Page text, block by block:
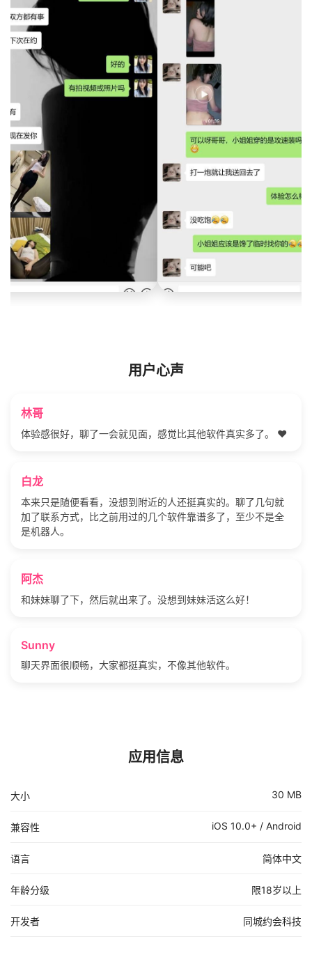
用户心声
林哥
体验感很好，聊了一会就见面，感觉比其他软件真实多了。 ❤️
白龙
本来只是随便看看，没想到附近的人还挺真实的。聊了几句就
加了联系方式，比之前用过的几个软件靠谱多了，至少不是全
是机器人。
阿杰
和妹妹聊了下，然后就出来了。没想到妹妹活这么好！
Sunny
聊天界面很顺畅，大家都挺真实，不像其他软件。
应用信息
大小 30 MB
兼容性 iOS 10.0+ / Android
语言 简体中文
年龄分级 限18岁以上
开发者 同城约会科技